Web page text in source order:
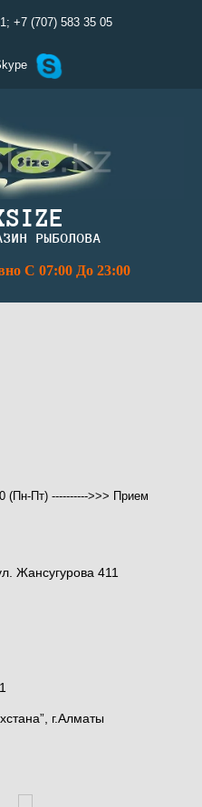
; +7 (707) 583 35 05
РЫБОЛОВА
С 07:00 До 23:00
(Пн-Пт) ---------->>> Прием
Жансугурова 411
г.Алматы